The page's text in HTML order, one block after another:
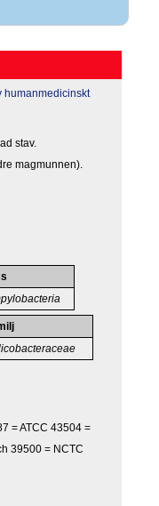
humanmedicinskt
stav.
magmunnen).
= ATCC 43504 =
39500 = NCTC